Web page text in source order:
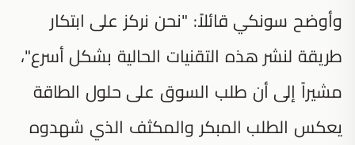
وأوضح سونكي قائلاً: "نحن نركز على ابتكار
طريقة لنشر هذه التقنيات الحالية بشكل أسرع"،
مشيراً إلى أن طلب السوق على حلول الطاقة
يعكس الطلب المبكر والمكثف الذي شهدوه